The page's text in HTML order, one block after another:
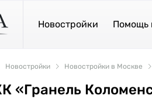
Новостройки Помощь
Новостройки Новостройки в Москве
«Гранель